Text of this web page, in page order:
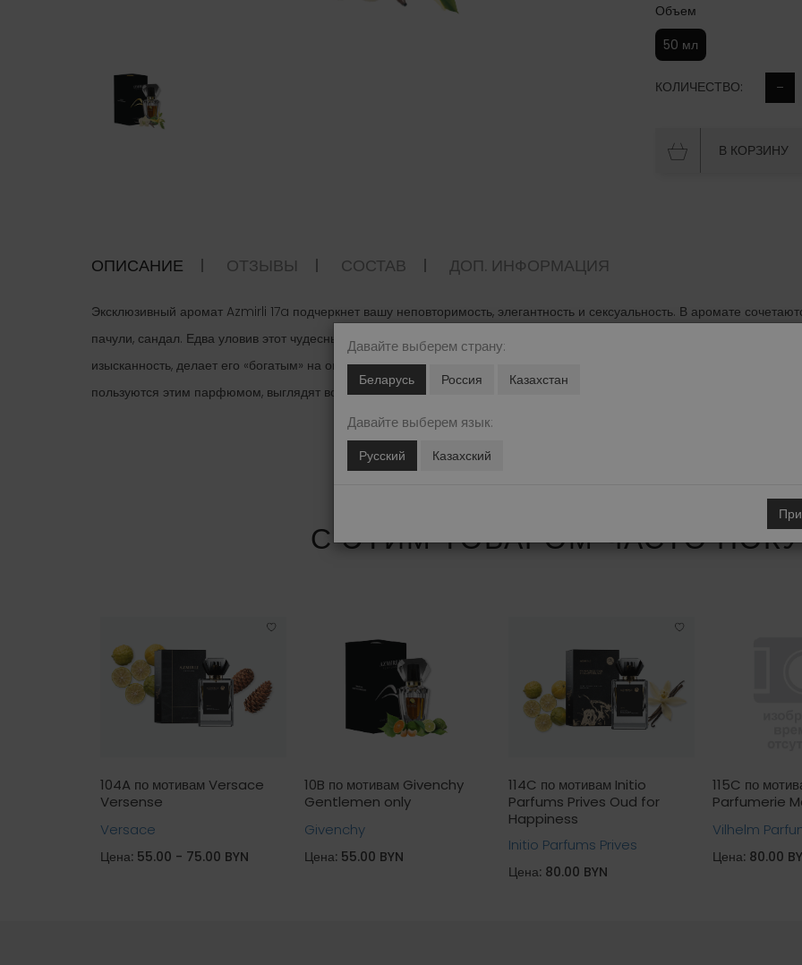
Объем
50 мл
КОЛИЧЕСТВО:
В КОРЗИНУ
ОПИСАНИЕ ОТЗЫВЫ СОСТАВ ДОП. ИНФОРМАЦИЯ
Эксклюзивный аромат Azmirli 17a подчеркнет вашу неповторимость, элегантность и сексуальность. В аромате
пачули, сандал. Едва уловив этот чудесный запах мужчина захочет познакомиться с вами поближе. Роскошь, которую
изысканность, делает его «богатым» на ощущение и восприятие. Грациозность, шик, и королевская стать - все это
пользуются этим парфюмом, выглядят всегда роскошно, стильно, ухоженно и очень притягательно!
С ЭТИМ ТОВАРОМ ЧАСТО
104A по мотивам Versace
Versense
Versace
Цена: 55.00 - 75.00 BYN
10B по мотивам Givenchy
Gentlemen only
Givenchy
Цена: 55.00 BYN
114C по мотивам Initio
Parfums Prives Oud for
Happiness
Initio Parfums Prives
Цена: 80.00 BYN
115C по
Parfumerie
Vilhelm
Цена: 80.00
Давайте выберем страну:
Беларусь Россия Казахстан
Давайте выберем язык:
Русский Казахский